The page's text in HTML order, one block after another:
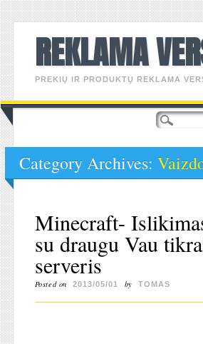
REKLAMA
PREKIŲ IR PRODUKTŲ REKLAMA
Main menu
Skip
to
Category Archives:
Minecraft-
su draugu Vau
serveris
Posted on 2013/05/01 by TOMAS